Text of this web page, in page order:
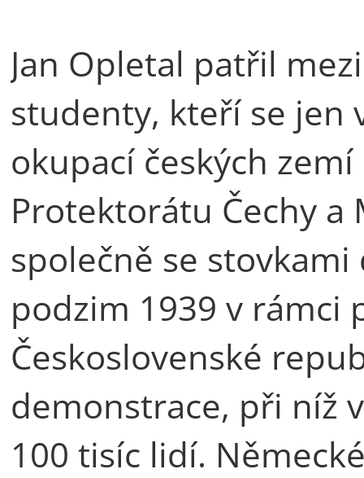
Jan Opletal patřil
studenty, kteří se jen
okupací českých
Protektorátu Čechy a
společně se
podzim 1939 v rámci
Československé
demonstrace, při níž
100 tisíc lidí.